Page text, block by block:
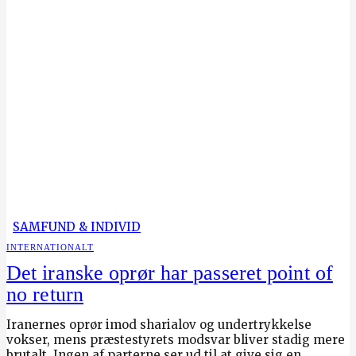
SAMFUND & INDIVID
INTERNATIONALT
Det iranske oprør har passeret point of
no return
Iranernes oprør imod sharialov og undertrykkelse
vokser, mens præstestyrets modsvar bliver stadig mere